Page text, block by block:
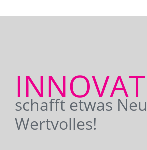
schafft etwas
Wertvolles!